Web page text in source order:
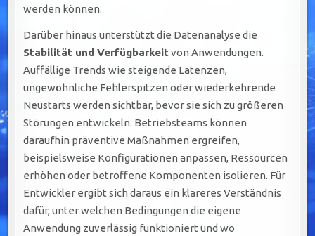
werden können.
Darüber hinaus unterstützt die Datenanalyse die
Stabilität und Verfügbarkeit von Anwendungen.
Auffällige Trends wie steigende Latenzen,
ungewöhnliche Fehlerspitzen oder wiederkehrende
Neustarts werden sichtbar, bevor sie sich zu größeren
Störungen entwickeln. Betriebsteams können
daraufhin präventive Maßnahmen ergreifen,
beispielsweise Konfigurationen anpassen, Ressourcen
erhöhen oder betroffene Komponenten isolieren. Für
Entwickler ergibt sich daraus ein klareres Verständnis
dafür, unter welchen Bedingungen die eigene
Anwendung zuverlässig funktioniert und wo